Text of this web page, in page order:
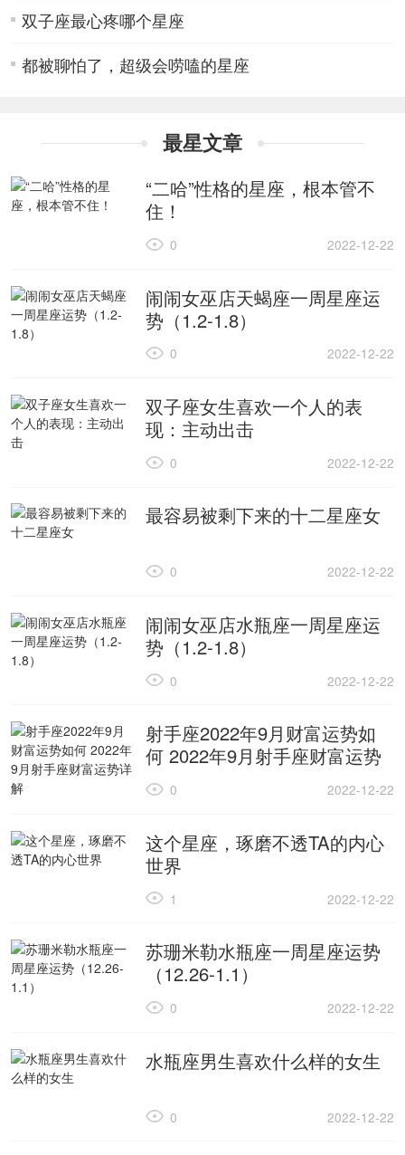
双子座最心疼哪个星座
都被聊怕了，超级会唠嗑的星座
最星文章
“二哈”性格的星座，根本管不
住！
2022-12-22
0
闹闹女巫店天蝎座一周星座运
势（1.2-1.8）
2022-12-22
0
双子座女生喜欢一个人的表
现：主动出击
2022-12-22
0
最容易被剩下来的十二星座女
2022-12-22
0
闹闹女巫店水瓶座一周星座运
势（1.2-1.8）
2022-12-22
0
射手座2022年9月财富运势如
何 2022年9月射手座财富运势
详解
2022-12-22
0
这个星座，琢磨不透TA的内心
世界
2022-12-22
1
苏珊米勒水瓶座一周星座运势
（12.26-1.1）
2022-12-22
0
水瓶座男生喜欢什么样的女生
2022-12-22
0